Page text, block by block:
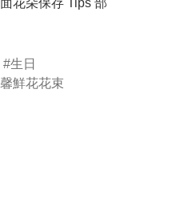
花朵保存 Tips 部
生日
鮮花花束